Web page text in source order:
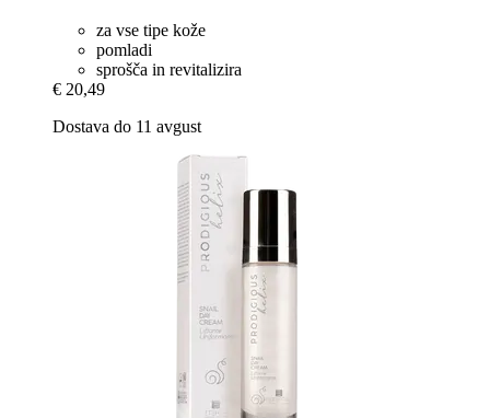
za vse tipe kože
pomladi
sprošča in revitalizira
€ 20,49
Dostava do 11 avgust